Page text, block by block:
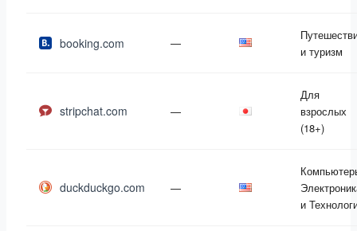
booking.com —
и туризм
stripchat.com —
Для
взрослых
(18+)
duckduckgo.com —
и